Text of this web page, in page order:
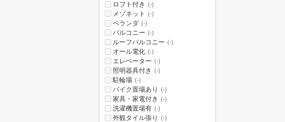
ロフト付き (-)
メゾネット (-)
ベランダ (-)
バルコニー (-)
ルーフバルコニー (-)
オール電化 (-)
エレベーター (-)
照明器具付き (-)
駐輪場 (-)
バイク置場あり (-)
家具・家電付き (-)
洗濯機置場有 (-)
外観タイル張り (-)